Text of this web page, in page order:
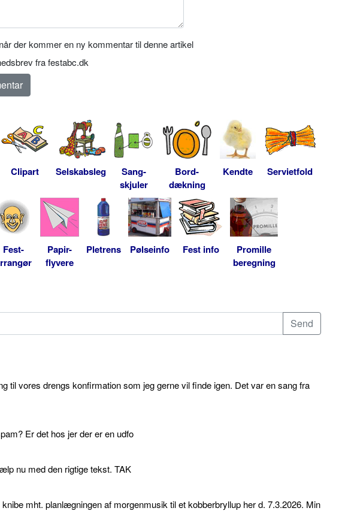
der kommer en ny kommentar til denne artikel
fra festabc.dk
Clipart Selskabsleg
Sang-
skjuler
Bord-
dækning
Kendte Servietfold
Fest-
Papir-
flyvere
Pletrens Pølseinfo Fest info
Promille
beregning
til vores drengs konfirmation som jeg gerne vil finde igen. Det var en sang fra
Er det hos jer der er en udfo
nu med den rigtige tekst. TAK
mht. planlægningen af morgenmusik til et kobberbryllup her d. 7.3.2026. Min